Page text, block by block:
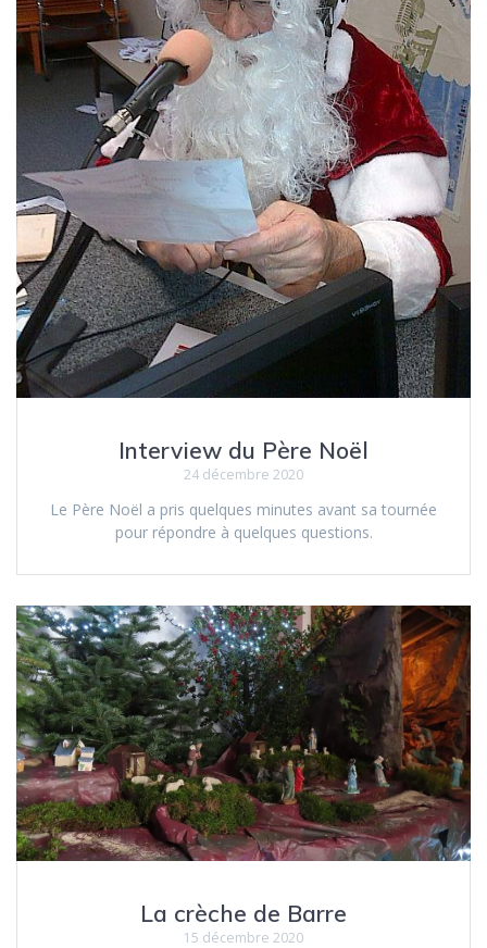
Interview du Père Noël
24 décembre 2020
Le Père Noël a pris quelques minutes avant sa tournée
pour répondre à quelques questions.
La crèche de Barre
15 décembre 2020